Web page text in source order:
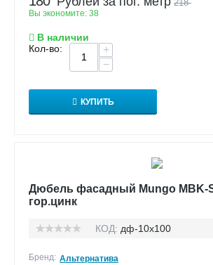
218
Вы экономите: 38
В наличии
Кол-во:
+
−
КУПИТЬ
Дюбель фасадный Mungo MBK-
гор.цинк
КОД: дф-10х100
Бренд: Альтернатива